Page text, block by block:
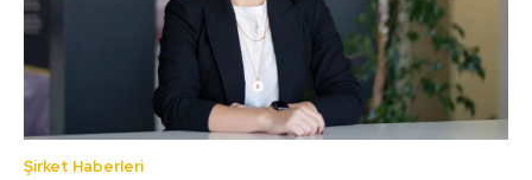
Şirket Haberleri